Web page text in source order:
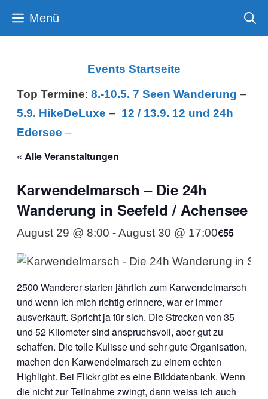
Inhalt Menü
Events Startseite
Top Termine: 8.-10.5. 7 Seen Wanderung –
5.9. HikeDeLuxe – 12 / 13.9. 12 und 24h
Edersee –
« Alle Veranstaltungen
Karwendelmarsch – Die 24h
Wanderung in Seefeld / Achensee
August 29 @ 8:00 -August 30 @ 17:00€55
2500 Wanderer starten jährlich zum Karwendelmarsch
und wenn ich mich richtig erinnere, war er immer
ausverkauft. Spricht ja für sich. Die Strecken von 35
und 52 Kilometer sind anspruchsvoll, aber gut zu
schaffen. Die tolle Kulisse und sehr gute Organisation,
machen den Karwendelmarsch zu einem echten
Highlight. Bei Flickr gibt es eine Bilddatenbank. Wenn
die nicht zur Teilnahme zwingt, dann weiss ich auch